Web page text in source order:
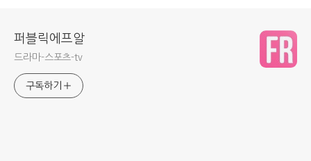
퍼블릭에프알
드라마-스포츠-tv
구독하기